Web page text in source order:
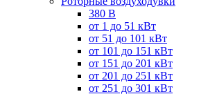
380 В
от 1 до 51 кВт
от 51 до 101 кВт
от 101 до 151 кВт
от 151 до 201 кВт
от 201 до 251 кВт
от 251 до 301 кВт